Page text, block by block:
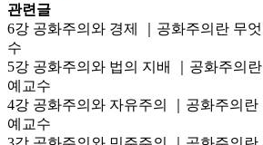
관련글
6강 공화주의와 경제 ｜공화주의란 무
수
5강 공화주의와 법의 지배 ｜공화주의
예교수
4강 공화주의와 자유주의 ｜공화주의
예교수